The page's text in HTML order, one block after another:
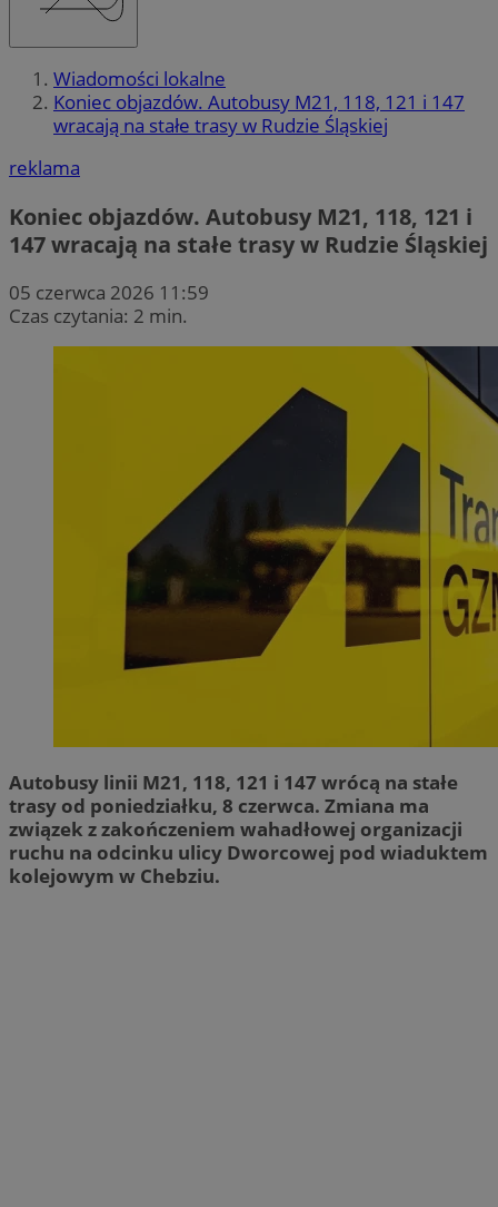
Wiadomości lokalne
Koniec objazdów. Autobusy M21, 118, 121 i 147
wracają na stałe trasy w Rudzie Śląskiej
reklama
Koniec objazdów. Autobusy M21, 118, 121 i
147 wracają na stałe trasy w Rudzie Śląskiej
05 czerwca 2026 11:59
Czas czytania: 2 min.
Autobusy linii M21, 118, 121 i 147 wrócą na stałe
trasy od poniedziałku, 8 czerwca. Zmiana ma
związek z zakończeniem wahadłowej organizacji
ruchu na odcinku ulicy Dworcowej pod wiaduktem
kolejowym w Chebziu.